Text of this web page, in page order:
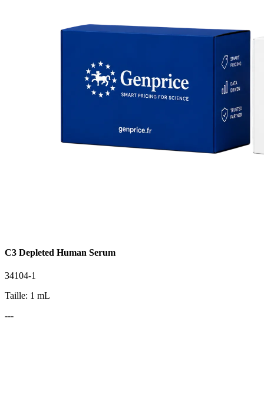
C3 Depleted Human Serum
34104-1
Taille: 1 mL
---